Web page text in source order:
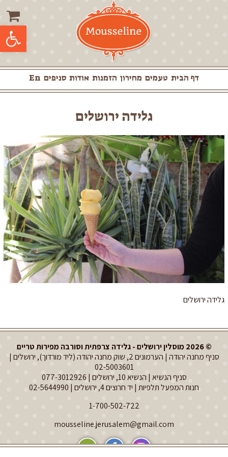
פתח
דף הבית טעמים מחירון הזמנות אודות סניפים En
גלידה ירושלים
גלידה ירושלים
© 2026 מוסלין ירושלים - גלידה צרפתית וסורבה מפירות טריים
סניף מחנה יהודה | הערמונים 2, שוק מחנה יהודה (ליד מורדוך), ירושלים |
02-5003601
סניף הנשיא | הנשיא 10, ירושלים |
077-3012926
חנות המפעל תלפיות | יד חרוצים 4, ירושלים |
02-5644990
1-700-502-722
mousseline.jerusalem@gmail.com